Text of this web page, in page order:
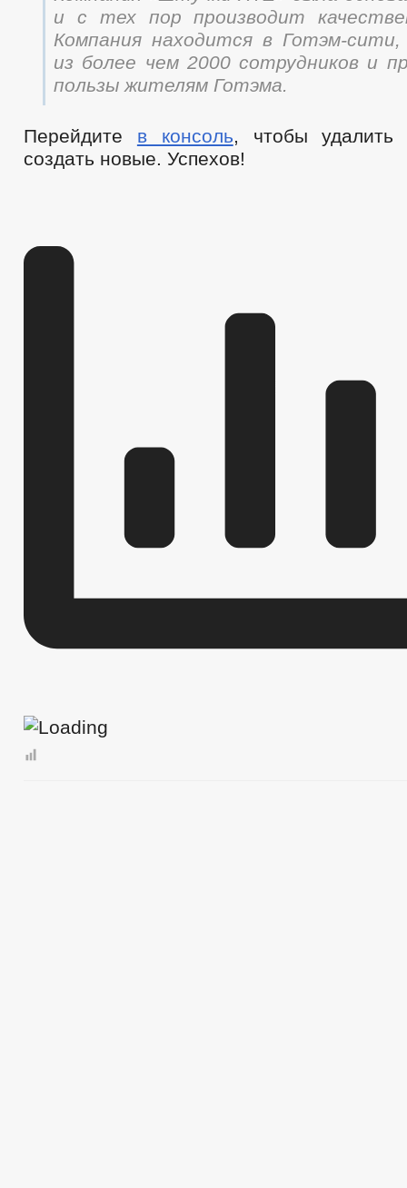
и с тех пор производит
Компания находится в Готэм-
из более чем 2000 сотрудников и
пользы жителям Готэма.
Перейдите в консоль, чтобы удалить
создать новые. Успехов!